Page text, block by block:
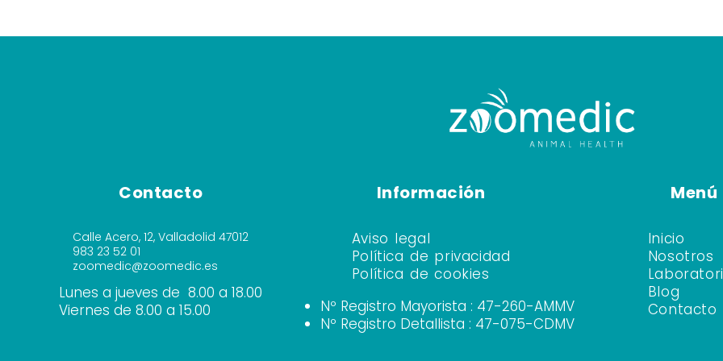
Contacto
Calle Acero, 12, Valladolid 47012
983 23 52 01
zoomedic@zoomedic.es
Lunes a jueves de 8.00 a 18.00
Viernes de 8.00 a 15.00
Información
Aviso legal
Política de privacidad
Política de cookies
Nº Registro Mayorista : 47-260-AMMV
Nº Registro Detallista : 47-075-CDMV
Menú
Inicio
Nosotros
Blog
Contacto